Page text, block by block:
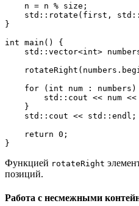
    n = n % size;
std::rotate(first,
}
int main() {
std::vector<int>
for (int num : numbers)
std::cout << num
    }
    std::cout << std::endl;
    return 0;
}
Функцией rotateRight
позиций.
Работа с несмежными